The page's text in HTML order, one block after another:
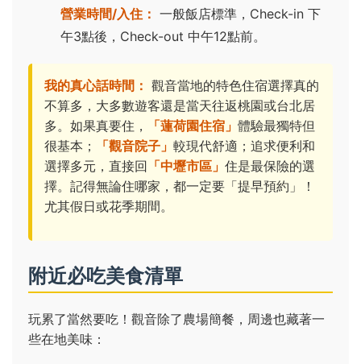
營業時間/入住： 一般飯店標準，Check-in 下
午3點後，Check-out 中午12點前。
我的真心話時間： 觀音當地的特色住宿選擇真的
不算多，大多數遊客還是當天往返桃園或台北居
多。如果真要住，
「蓮荷園住宿」 體驗最獨特但
很基本；
「觀音院子」 較現代舒適；追求便利和
選擇多元，直接回 「中壢市區」 住是最保險的選
擇。記得無論住哪家，都一定要「提早預約」！
尤其假日或花季期間。
附近必吃美食清單
玩累了當然要吃！觀音除了農場簡餐，周邊也藏著一
些在地美味：